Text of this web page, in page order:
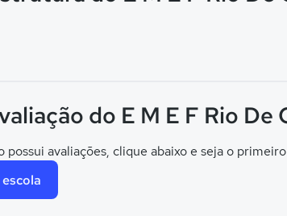
do E M E F Rio De
possui avaliações, clique abaixo e seja o